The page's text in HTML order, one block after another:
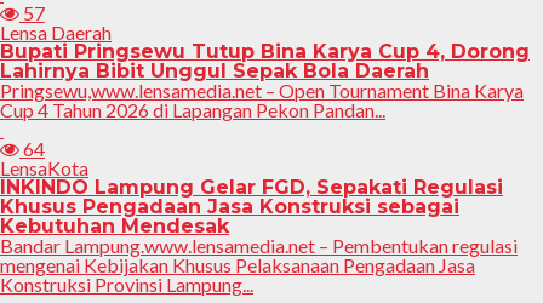
57
Lensa Daerah
Bupati Pringsewu Tutup Bina Karya Cup 4, Dorong
Lahirnya Bibit Unggul Sepak Bola Daerah
Pringsewu,www.lensamedia.net – Open Tournament Bina Karya
Cup 4 Tahun 2026 di Lapangan Pekon Pandan...
64
LensaKota
INKINDO Lampung Gelar FGD, Sepakati Regulasi
Khusus Pengadaan Jasa Konstruksi sebagai
Kebutuhan Mendesak
Bandar Lampung.www.lensamedia.net – Pembentukan regulasi
mengenai Kebijakan Khusus Pelaksanaan Pengadaan Jasa
Konstruksi Provinsi Lampung...